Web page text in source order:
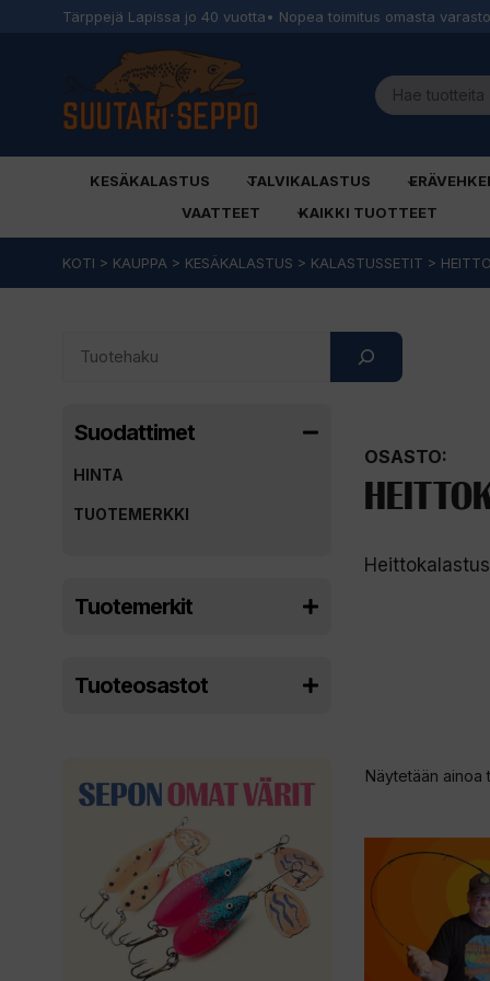
Tärppejä Lapissa jo 40 vuotta• Nopea toimitus omasta
KESÄKALASTUS TALVIKALASTUS
VAATTEET
KAIKKI TUOTTEET
sisältöön
KOTI > KAUPPA > KESÄKALASTUS > KALASTUSSETIT >
OSASTO:
Näytetään ainoa
Search
Suodattimet
HINTA
TUOTEMERKKI
Tuotemerkit
Tuoteosastot